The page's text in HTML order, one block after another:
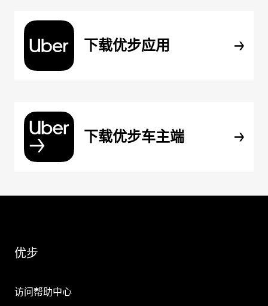
下载优步应用
下载优步车主端
优步
访问帮助中心